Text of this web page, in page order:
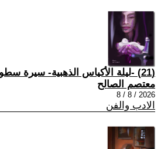
(21) -ليلة الأكياس الذهبية- سيرة سطو صنع الأساطير
معتصم الصالح
2026 / 8 / 8
الادب والفن